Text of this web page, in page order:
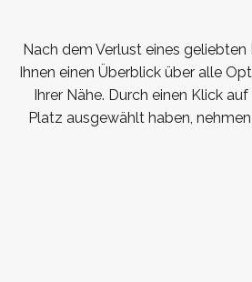
Nach dem Verlust eines
Ihnen einen Überblick über alle
Ihrer Nähe. Durch einen Klick
Platz ausgewählt haben,